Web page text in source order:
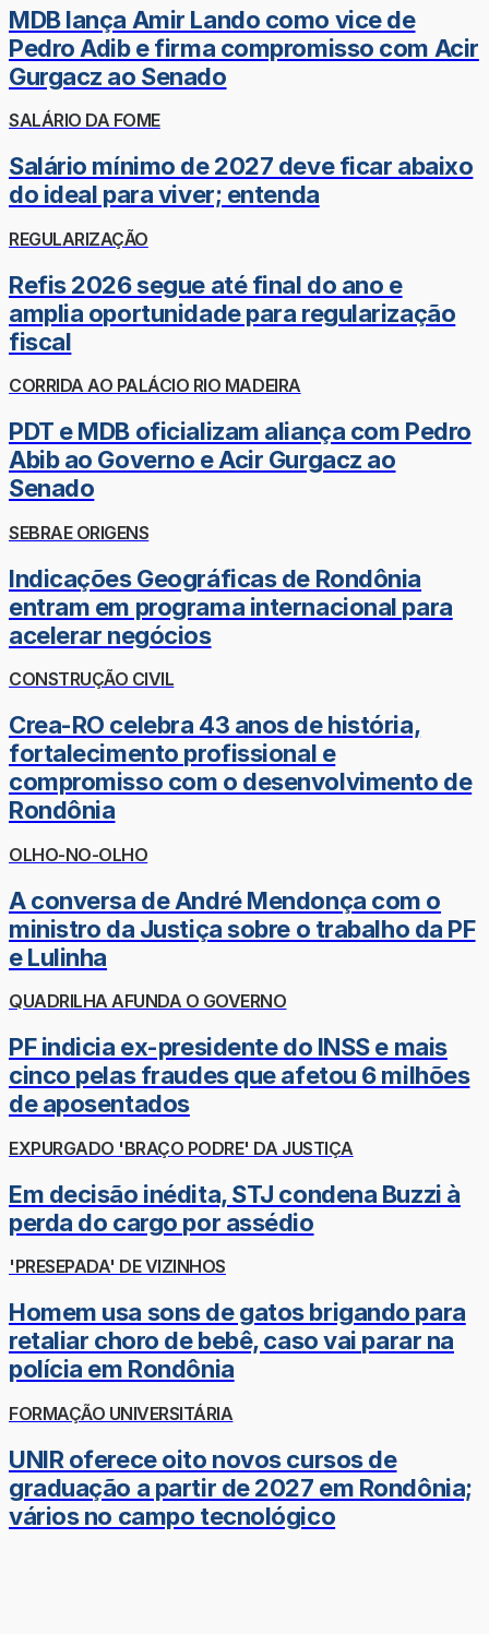
MDB lança Amir Lando como vice de
Pedro Adib e firma compromisso com Acir
Gurgacz ao Senado
SALÁRIO DA FOME
Salário mínimo de 2027 deve ficar abaixo
do ideal para viver; entenda
REGULARIZAÇÃO
Refis 2026 segue até final do ano e
amplia oportunidade para regularização
fiscal
CORRIDA AO PALÁCIO RIO MADEIRA
PDT e MDB oficializam aliança com Pedro
Abib ao Governo e Acir Gurgacz ao
Senado
SEBRAE ORIGENS
Indicações Geográficas de Rondônia
entram em programa internacional para
acelerar negócios
CONSTRUÇÃO CIVIL
Crea-RO celebra 43 anos de história,
fortalecimento profissional e
compromisso com o desenvolvimento de
Rondônia
OLHO-NO-OLHO
A conversa de André Mendonça com o
ministro da Justiça sobre o trabalho da PF
e Lulinha
QUADRILHA AFUNDA O GOVERNO
PF indicia ex-presidente do INSS e mais
cinco pelas fraudes que afetou 6 milhões
de aposentados
EXPURGADO 'BRAÇO PODRE' DA JUSTIÇA
Em decisão inédita, STJ condena Buzzi à
perda do cargo por assédio
'PRESEPADA' DE VIZINHOS
Homem usa sons de gatos brigando para
retaliar choro de bebê, caso vai parar na
polícia em Rondônia
FORMAÇÃO UNIVERSITÁRIA
UNIR oferece oito novos cursos de
graduação a partir de 2027 em Rondônia;
vários no campo tecnológico